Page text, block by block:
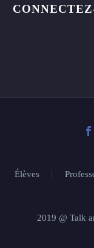
Élèves
2019 @ Talk